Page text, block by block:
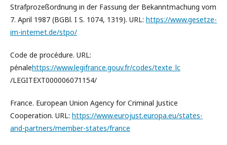
Strafprozeßordnung in der Fassung der Bekanntmachung vom
7. April 1987 (BGBl. I S. 1074, 1319). URL: https://www.gesetze-
im-internet.de/stpo/
Code de procédure. URL:
pénalehttps://www.legifrance.gouv.fr/codes/texte_lc
/LEGITEXT000006071154/
France. European Union Agency for Criminal Justice
Cooperation. URL: https://www.eurojust.europa.eu/states-
and-partners/member-states/france